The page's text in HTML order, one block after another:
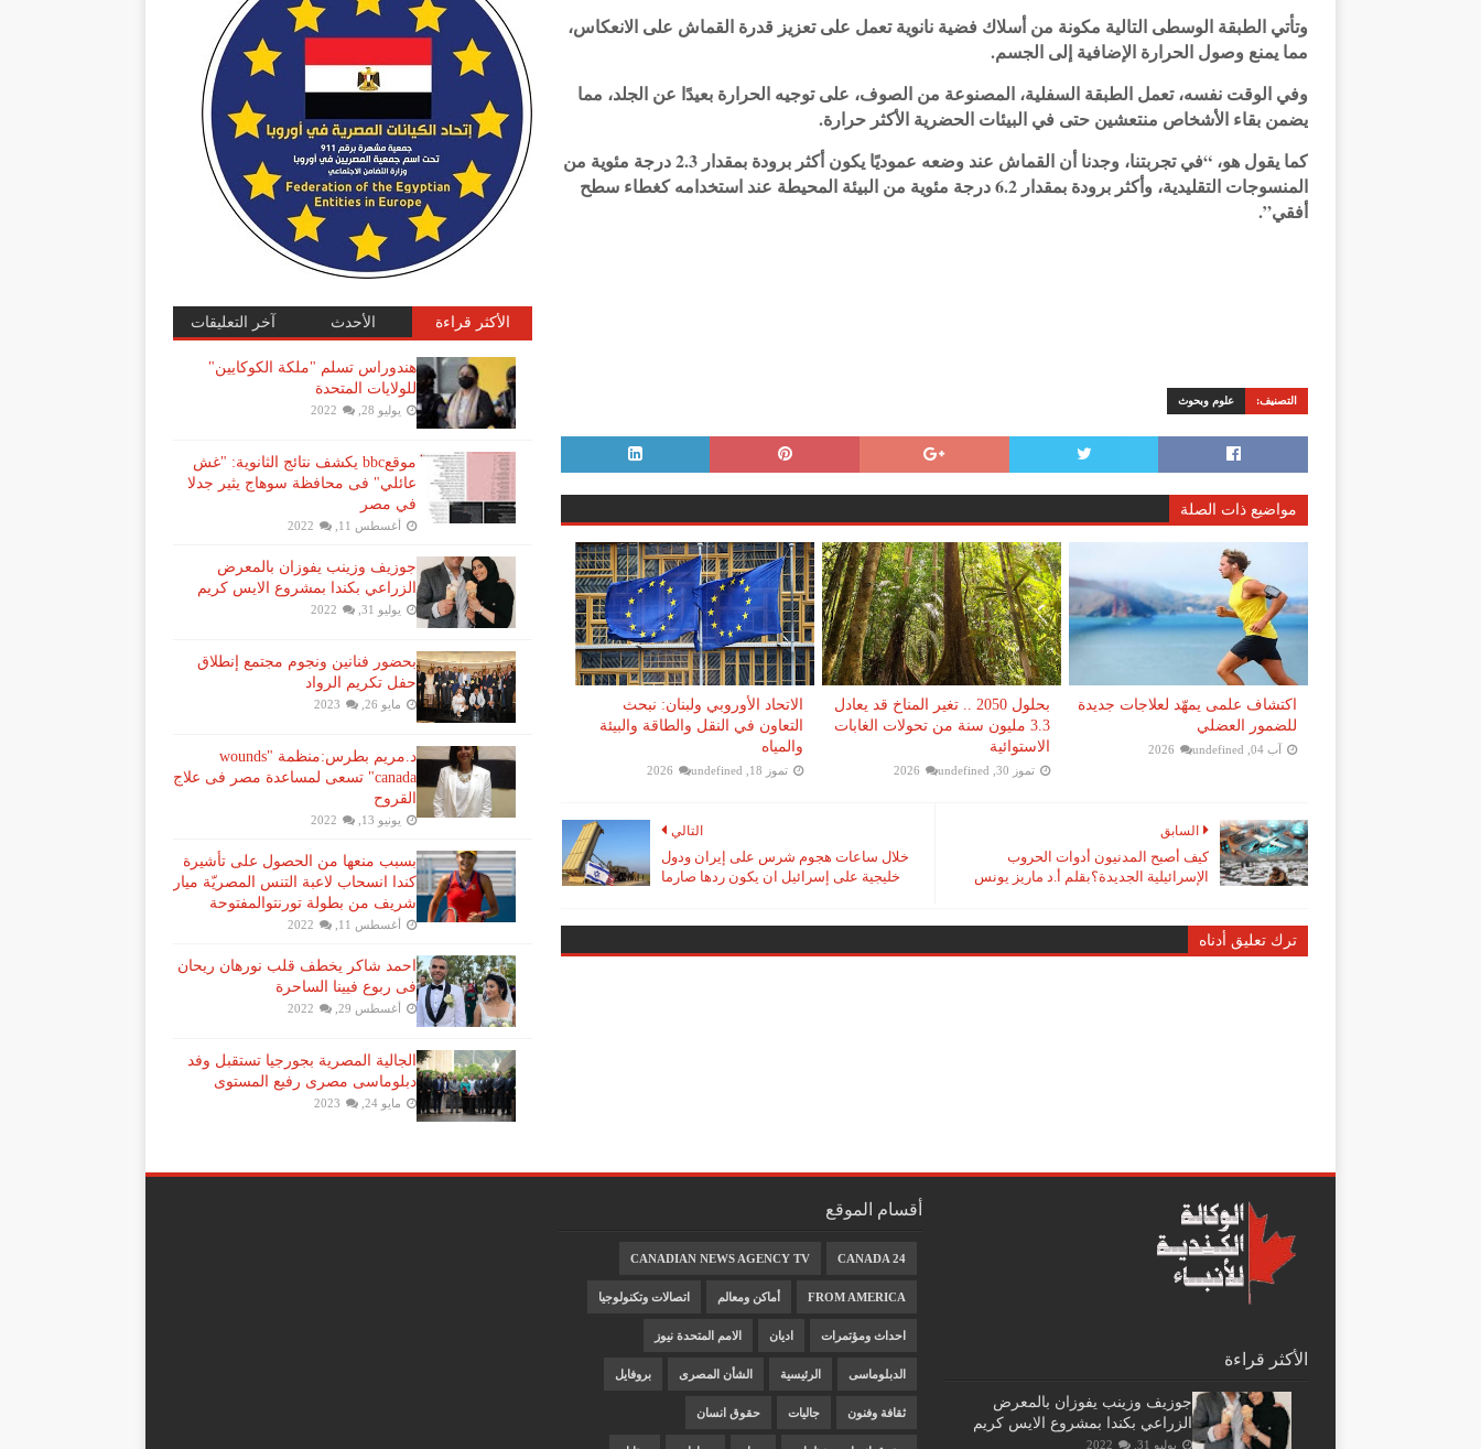
وتأتي الطبقة الوسطى التالية مكونة من أسلاك فضية نانوية تعمل على تعزيز قدرة القماش على الانعكاس،
مما يمنع وصول الحرارة الإضافية إلى الجسم.
وفي الوقت نفسه، تعمل الطبقة السفلية، المصنوعة من الصوف، على توجيه الحرارة بعيدًا عن الجلد، مما
يضمن بقاء الأشخاص منتعشين حتى في البيئات الحضرية الأكثر حرارة.
كما يقول هو، “في تجربتنا، وجدنا أن القماش عند وضعه عموديًا يكون أكثر برودة بمقدار 2.3 درجة مئوية من
المنسوجات التقليدية، وأكثر برودة بمقدار 6.2 درجة مئوية من البيئة المحيطة عند استخدامه كغطاء سطح
أفقي”.
التصنيف: علوم وبحوث
مواضيع ذات الصلة
اكتشاف علمى يمهّد لعلاجات جديدة
للضمور العضلي
آب 04, 2026 undefined
بحلول 2050 .. تغير المناخ قد يعادل
3.3 مليون سنة من تحولات الغابات
الاستوائية
تموز 30, 2026 undefined
الاتحاد الأوروبي ولبنان: نبحث
التعاون في النقل والطاقة والبيئة
والمياه
تموز 18, 2026 undefined
التالي
خلال ساعات هجوم شرس على إيران ودول
خليجية على إسرائيل ان يكون ردها صارما
السابق
كيف أصبح المدنيون أدوات الحروب
الإسرائيلية الجديدة؟بقلم أ.د ماريز يونس
ترك تعليق أدناه
الأكثر قراءة الأحدث آخر التعليقات
هندوراس تسلم "ملكة الكوكايين"
للولايات المتحدة
يوليو 28, 2022
موقعbbc يكشف نتائج الثانوية: "غش
عائلي" فى محافظة سوهاج يثير جدلا
في مصر
أغسطس 11, 2022
جوزيف وزينب يفوزان بالمعرض
الزراعي بكندا بمشروع الايس كريم
يوليو 31, 2022
بحضور فنانين ونجوم مجتمع إنطلاق
حفل تكريم الرواد
مايو 26, 2023
د.مريم بطرس:منظمة "wounds
canada" تسعى لمساعدة مصر فى علاج
القروح
يونيو 13, 2022
بسبب منعها من الحصول على تأشيرة
كندا انسحاب لاعبة ​التنس​ المصريّة ​ميار
شريف​ من بطولة ​تورنتو​المفتوحة
أغسطس 11, 2022
احمد شاكر يخطف قلب نورهان ريحان
فى ربوع فيينا الساحرة
أغسطس 29, 2022
الجالية المصرية بجورجيا تستقبل وفد
دبلوماسى مصرى رفيع المستوى
مايو 24, 2023
الأكثر قراءة
جوزيف وزينب يفوزان بالمعرض
الزراعي بكندا بمشروع الايس كريم
يوليو 31, 2022
أقسام الموقع
CANADA 24
CANADIAN NEWS AGENCY TV
FROM AMERICA أماكن ومعالم اتصالات وتكنولوجيا
احداث ومؤتمرات اديان الامم المتحدة نيوز
الدبلوماسى الرئيسية الشأن المصرى بروفايل
ثقافة وفنون جاليات حقوق انسان